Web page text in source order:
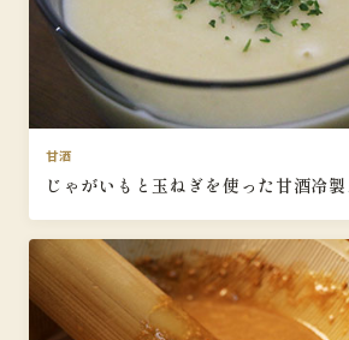
甘酒
じゃがいもと玉ねぎを使った甘酒冷